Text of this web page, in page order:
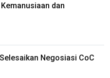
dan
Negosiasi CoC